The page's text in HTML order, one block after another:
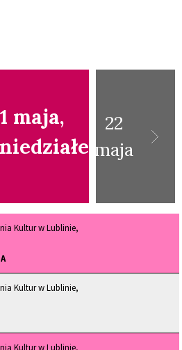
maja,
22
maja
Kultur w Lublinie,
Kultur w Lublinie,
Kultur w Lublinie,